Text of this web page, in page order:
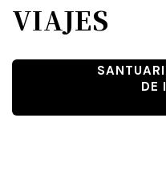
VIAJES
DE